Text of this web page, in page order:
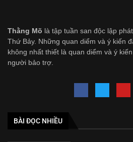
Thằng Mõ là tập tuần san độc lập
Thứ Bảy. Những quan diểm và ý kiến
không nhất thiết là quan diểm và ý
người bảo trợ.
BÀI ĐỌC NHIỀU